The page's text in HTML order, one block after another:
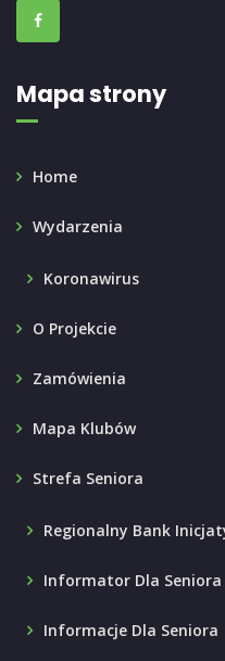
Mapa strony
Home
Wydarzenia
Koronawirus
O Projekcie
Zamówienia
Mapa Klubów
Strefa Seniora
Regionalny Bank
Informator Dla Seniora
Informacje Dla Seniora